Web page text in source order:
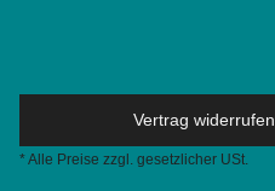
Vertrag widerrufen
* Alle Preise zzgl. gesetzlicher USt.